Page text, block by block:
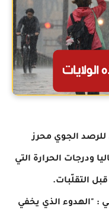
الجوي محرز
الحرارة التي
التقلّبات.
: "الهدوء الذي يخفي